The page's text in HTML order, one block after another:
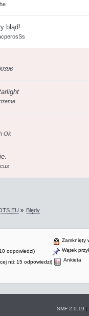
błąd!
Ok
» Błędy
odpowiedzi)
niż 15 odpowiedzi)
Zamknięty
Wątek
Ankieta
SMF 2.0.19 |